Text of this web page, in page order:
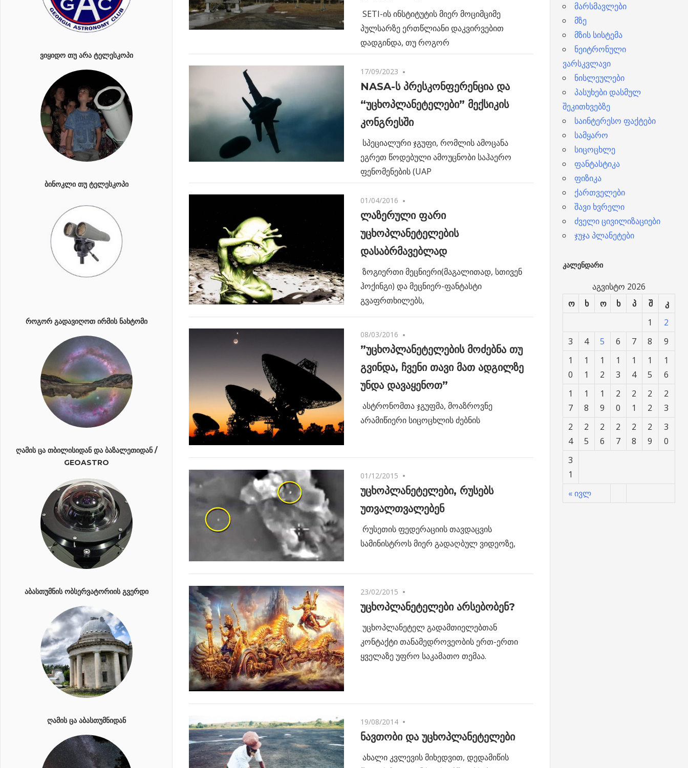
SETI-ის ინსტიტუტის მიერ მოციმციმე
პულსარზე ერთწლიანი დაკვირვებით
დადგინდა, თუ როგორ
17/09/2023
NASA-ს პრესკონფერენცია და
“უცხოპლანეტელები” მექსიკის
კონგრესში
სპეციალური ჯგუფი, რომლის ამოცანა
ეგრეთ წოდებული ამოუცნობი საჰაერო
ფენომენების (UAP
01/04/2016
ლაზერული ფარი
უცხოპლანეტელების
დასაბრმავებლად
ზოგიერთი მეცნიერი(მაგალითად, სთივენ
ჰოქინგი) და მეცნიერ-ფანტასტი
გვაფრთხილებს,
08/03/2016
”უცხოპლანეტელების მოძებნა თუ
გვინდა, ჩვენი თავი მათ ადგილზე
უნდა დავაყენოთ”
ასტრონომთა ჯგუფმა, მოაზროვნე
არამიწიერი სიცოცხლის ძებნის
01/12/2015
უცხოპლანეტელები, რუსებს
უთვალთვალებენ
რუსეთის ფედერაციის თავდაცვის
სამინისტროს მიერ გადაღბულ ვიდეოზე,
23/02/2015
უცხოპლანეტელები არსებობენ?
უცხოპლანეტელ გადამთიელებთან
კონტაქტი თანამედროვეობის ერთ-ერთი
ყველაზე უფრო საკამათო თემაა.
19/08/2014
ნავთობი და უცხოპლანეტელები
ახალი კვლევის მიხედვით, დედამიწის
ᲕᲘᲧᲘᲓᲝ ᲗᲣ ᲐᲠᲐ ᲢᲔᲚᲔᲡᲙᲝᲞᲘ
ᲑᲘᲜᲝᲙᲚᲘ ᲗᲣ ᲢᲔᲚᲔᲡᲙᲝᲞᲘ
ᲠᲝᲒᲝᲠ ᲒᲐᲓᲐᲕᲘᲦᲝᲗ ᲘᲠᲛᲘᲡ ᲜᲐᲮᲢᲝᲛᲘ
ᲦᲐᲛᲘᲡ ᲪᲐ ᲗᲑᲘᲚᲘᲡᲘᲓᲐᲜ ᲓᲐ ᲑᲐᲖᲐᲚᲔᲗᲘᲓᲐᲜ /
GEOASTRO
ᲐᲑᲐᲡᲗᲣᲛᲜᲘᲡ ᲝᲑᲡᲔᲠᲕᲐᲢᲝᲠᲘᲘᲡ ᲒᲕᲔᲠᲓᲘ
ᲦᲐᲛᲘᲡ ᲪᲐ ᲐᲑᲐᲡᲗᲣᲛᲜᲘᲓᲐᲜ
მარსმავლები
მზე
მზის სისტემა
ნეიტრონული
ვარსკვლავი
ნისლეულები
პასუხები დასმულ
შეკითხვებზე
საინტერესო ფაქტები
სამყარო
სიცოცხლე
ფანტასტიკა
ფიზიკა
ქართველები
შავი ხვრელი
ძველი ცივილიზაციები
ჯუჯა პლანეტები
ᲙᲐᲚᲔᲜᲓᲐᲠᲘ
აგვისტო 2026
ო
ხ ო ხ პ შ კ
« ივლ
1
2
3
4 5 6 7 8
9
1
0
1
1
1
2
1
3
1
4
1
5
1
6
1
7
1
8
1
9
2
0
2
1
2
2
2
3
2
4
2
5
2
6
2
7
2
8
2
9
3
0
3
1